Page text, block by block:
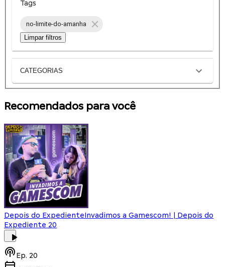
Tags
no-limite-do-amanha
Limpar filtros
CATEGORIAS
Recomendados para você
Depois do ExpedienteInvadimos a Gamescom! | Depois do
Expediente 20
Ep. 20